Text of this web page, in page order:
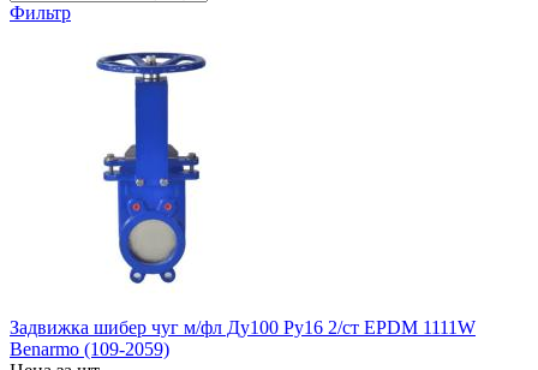
Фильтр
Задвижка шибер чуг м/фл Ду100 Ру16 2/ст EPDM 1111W
Benarmo (109-2059)